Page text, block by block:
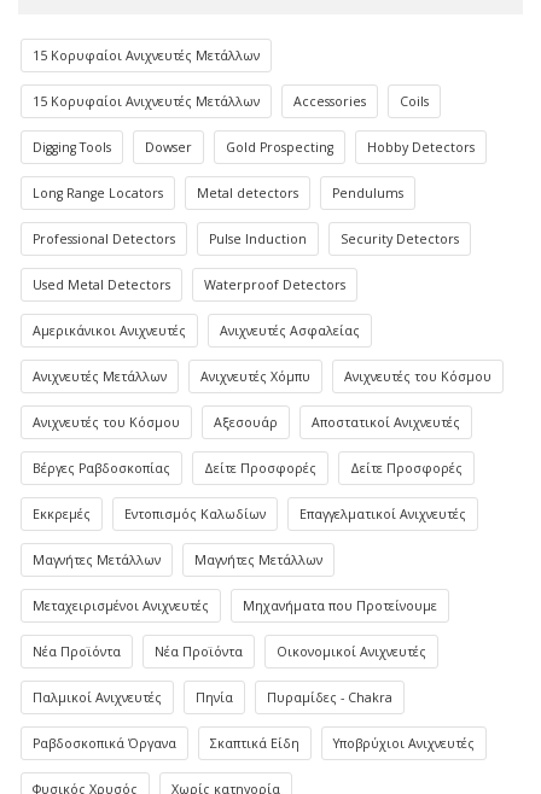
15 Κορυφαίοι Ανιχνευτές Μετάλλων
15 Κορυφαίοι Ανιχνευτές Μετάλλων Accessories Coils
Digging Tools Dowser Gold Prospecting Hobby Detectors
Long Range Locators Metal detectors Pendulums
Professional Detectors Pulse Induction Security Detectors
Used Metal Detectors Waterproof Detectors
Αμερικάνικοι Ανιχνευτές Ανιχνευτές Ασφαλείας
Ανιχνευτές Μετάλλων Ανιχνευτές Χόμπυ Ανιχνευτές του Κόσμου
Ανιχνευτές του Κόσμου Αξεσουάρ Αποστατικοί Ανιχνευτές
Βέργες Ραβδοσκοπίας Δείτε Προσφορές Δείτε Προσφορές
Εκκρεμές Εντοπισμός Καλωδίων Επαγγελματικοί Ανιχνευτές
Μαγνήτες Μετάλλων Μαγνήτες Μετάλλων
Μεταχειρισμένοι Ανιχνευτές Μηχανήματα που Προτείνουμε
Νέα Προϊόντα Νέα Προϊόντα Οικονομικοί Ανιχνευτές
Παλμικοί Ανιχνευτές Πηνία Πυραμίδες - Chakra
Ραβδοσκοπικά Όργανα Σκαπτικά Είδη Υποβρύχιοι Ανιχνευτές
Φυσικός Χρυσός Χωρίς κατηγορία